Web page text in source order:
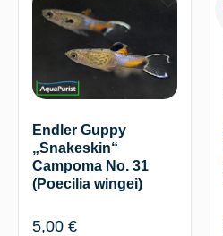
Endler Guppy
„Snakeskin“
Campoma No. 31
(Poecilia wingei)
5,00 €